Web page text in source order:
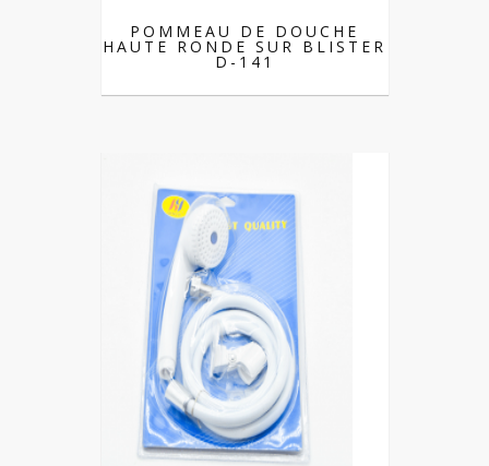
POMMEAU DE DOUCHE
HAUTE RONDE SUR BLISTER
D-141